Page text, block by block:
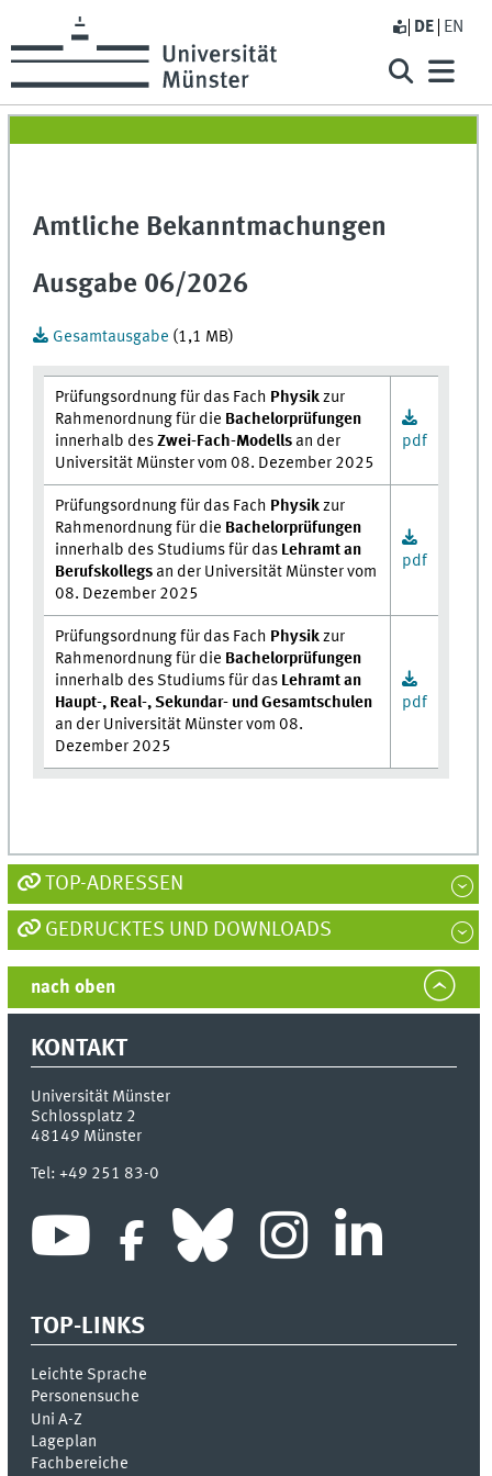
DE EN
Amtliche Bekanntmachungen
Ausgabe 06/2026
Gesamtausgabe (1,1 MB)
Prüfungsordnung für das Fach Physikzur
Rahmenordnung für die Bachelorprüfungen
innerhalb desZwei-Fach-Modells an der
Universität Münster vom 08. Dezember 2025
pdf
Prüfungsordnung für das Fach Physikzur
Rahmenordnung für die Bachelorprüfungen
innerhalb des Studiums für das Lehramt an
Berufskollegs an der Universität Münster vom
08. Dezember 2025
pdf
Prüfungsordnung für das Fach Physikzur
Rahmenordnung für die Bachelorprüfungen
innerhalb des Studiums für das Lehramt an
Haupt-, Real-, Sekundar- und Gesamtschulen
an der Universität Münster vom 08.
Dezember 2025
pdf
TOP-ADRESSEN
GEDRUCKTES UND DOWNLOADS
nach oben
KONTAKT
Universität Münster
Schlossplatz 2
48149 Münster
Tel:+49 251 83-0
TOP-LINKS
Leichte Sprache
Personensuche
Uni A-Z
Lageplan
Fachbereiche